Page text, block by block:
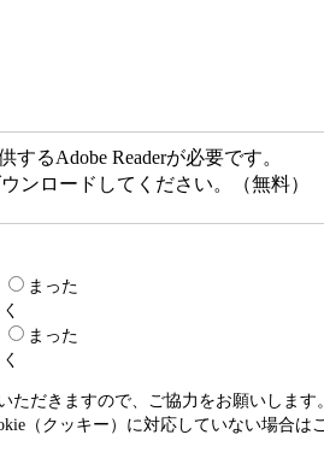
るAdobe Readerが必要です。
ンロードしてください。（無料）
まった
く
まった
く
ただきますので、ご協力をお願いしま
（クッキー）に対応していない場合は